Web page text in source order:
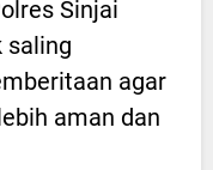
Sinjai
saling
agar
aman dan